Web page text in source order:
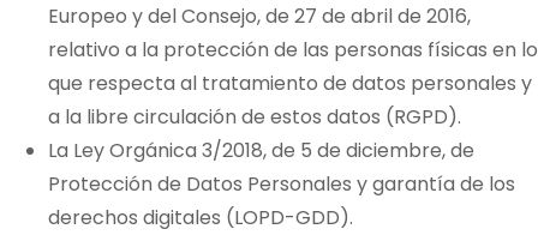
Europeo y del Consejo, de 27 de abril de 2016,
relativo a la protección de las personas físicas en lo
que respecta al tratamiento de datos personales y
a la libre circulación de estos datos (RGPD).
La Ley Orgánica 3/2018, de 5 de diciembre, de
Protección de Datos Personales y garantía de los
derechos digitales (LOPD-GDD).